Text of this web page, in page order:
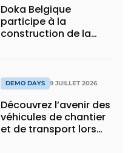
Doka Belgique
participe à la
construction de la
DEMO DAYS 9 JUILLET 2026
Découvrez l’avenir des
véhicules de chantier
et de transport lors